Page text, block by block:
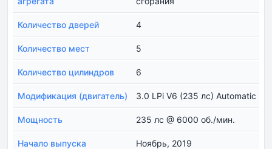
Количество дверей 4
Количество мест 5
Количество цилиндров 6
Модификация (двигатель) 3.0 LPi V6 (235 лс) Automatic
Мощность 235 лс @ 6000 об./мин.
Начало выпуска Ноябрь, 2019